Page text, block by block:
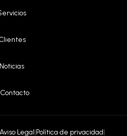
Noticias
Contacto
Aviso Legal|Política de privacidad|